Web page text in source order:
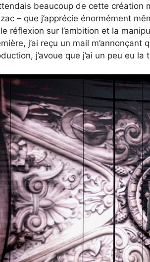
beaucoup de cette création
– que j’apprécie énormément
réflexion sur l’ambition et la
j’ai reçu un mail
j’avoue que j’ai un peu eu la